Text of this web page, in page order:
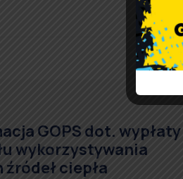
GOPS dot. wypłaty
wykorzystywania
ciepła